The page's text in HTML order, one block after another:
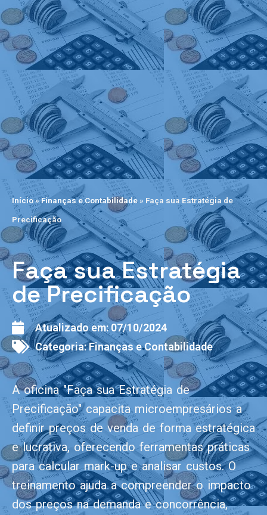
Início»Finanças e Contabilidade» Faça sua Estratégia de
Precificação
Faça sua Estratégia
de Precificação
Atualizado em: 07/10/2024
Categoria:Finanças e Contabilidade
A oficina "Faça sua Estratégia de
Precificação" capacita microempresários a
definir preços de venda de forma estratégica
e lucrativa, oferecendo ferramentas práticas
para calcular mark-up e analisar custos. O
treinamento ajuda a compreender o impacto
dos preços na demanda e concorrência,